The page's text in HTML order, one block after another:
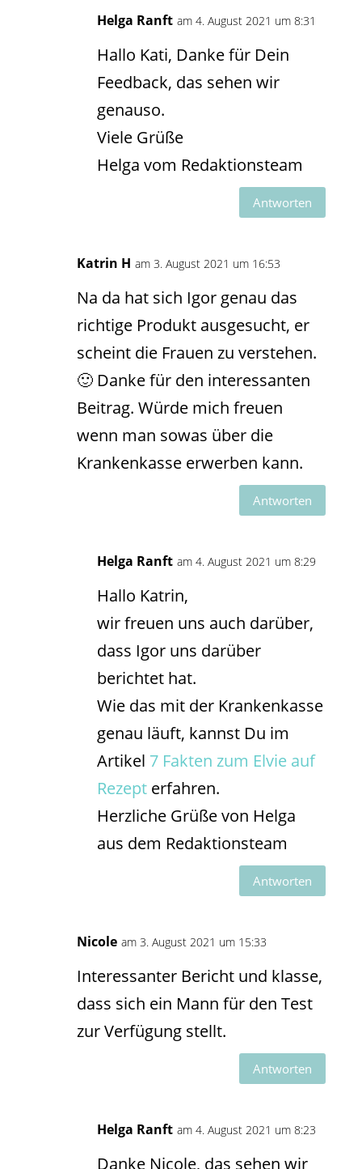
Helga Ranft am 4. August 2021 um 8:31
Hallo Kati, Danke für Dein
Feedback, das sehen wir
genauso.
Viele Grüße
Helga vom Redaktionsteam
Antworten
Katrin H am 3. August 2021 um 16:53
Na da hat sich Igor genau das
richtige Produkt ausgesucht, er
scheint die Frauen zu verstehen.
🙂 Danke für den interessanten
Beitrag. Würde mich freuen
wenn man sowas über die
Krankenkasse erwerben kann.
Antworten
Helga Ranft am 4. August 2021 um 8:29
Hallo Katrin,
wir freuen uns auch darüber,
dass Igor uns darüber
berichtet hat.
Wie das mit der Krankenkasse
genau läuft, kannst Du im
Artikel 7 Fakten zum Elvie auf
Rezepterfahren.
Herzliche Grüße von Helga
aus dem Redaktionsteam
Antworten
Nicole am 3. August 2021 um 15:33
Interessanter Bericht und klasse,
dass sich ein Mann für den Test
zur Verfügung stellt.
Antworten
Helga Ranft am 4. August 2021 um 8:23
Danke Nicole, das sehen wir